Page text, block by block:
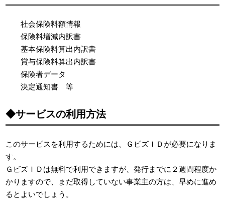
社会保険料額情報
保険料増減内訳書
基本保険料算出内訳書
賞与保険料算出内訳書
保険者データ
決定通知書 等
◆サービスの利用方法
このサービスを利用するためには、ＧビズＩＤが必要になりま
す。
ＧビズＩＤは無料で利用できますが、発行までに２週間程度か
かりますので、まだ取得していない事業主の方は、早めに進め
るとよいでしょう。